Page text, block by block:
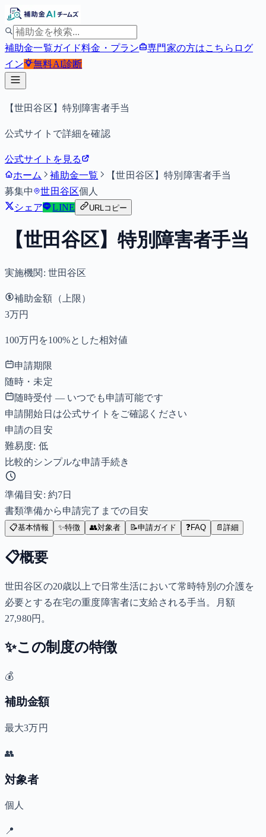
補助金一覧ガイド料金・プラン 専門家の方はこちら ログ
イン
無料AI診断
【世田谷区】特別障害者手当
公式サイトで詳細を確認
公式サイトを見る
ホーム
補助金一覧
【世田谷区】特別障害者手当
募集中
世田谷区個人
シェア
LINE URLコピー
【世田谷区】特別障害者手当
実施機関: 世田谷区
補助金額（上限）
3万円
100万円を100%とした相対値
申請期限
随時・未定
随時受付 — いつでも申請可能です
申請開始日は公式サイトをご確認ください
申請の目安
難易度: 低
比較的シンプルな申請手続き
準備目安: 約7日
書類準備から申請完了までの目安
📋基本情報 ✨特徴 👥対象者 📝申請ガイド ❓FAQ 📄 詳細
📋概要
世田谷区の20歳以上で日常生活において常時特別の介護を
必要とする在宅の重度障害者に支給される手当。月額
27,980円。
✨この制度の特徴
💰
補助金額
最大3万円
👥
対象者
個人
📍